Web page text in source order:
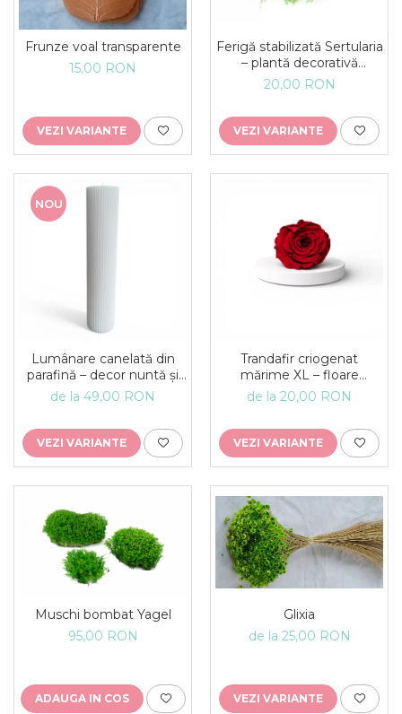
Frunze voal transparente
15,00 RON
VEZI VARIANTE
Ferigă stabilizată Sertularia
– plantă decorativă
naturală pentru tablouri și
aranjamente
20,00 RON
VEZI VARIANTE
NOU
Lumânare canelată din
parafină – decor nuntă și
botez, lumânare
eveniment
de la 49,00 RON
VEZI VARIANTE
Trandafir criogenat
mărime XL – floare
decorativă naturală
de la 20,00 RON
VEZI VARIANTE
Muschi bombat Yagel
95,00 RON
ADAUGA IN COS
Glixia
de la 25,00 RON
VEZI VARIANTE